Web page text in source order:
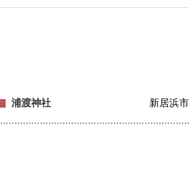
浦渡神社 新居浜